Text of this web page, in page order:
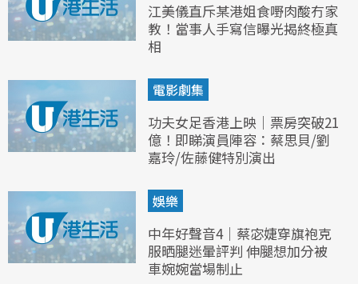
江美儀直斥某港姐食嘢肉酸冇家
教！當事人手寫信曝光揭終極真
相
電影劇集
功夫女足香港上映｜票房突破21
億！即睇演員陣容：蔡思貝/劉
嘉玲/佐藤健特別演出
娛樂
中年好聲音4｜蔡宓婕穿旗袍克
服晒腿迷暈評判 伸腿想加分被
車婉婉當場制止